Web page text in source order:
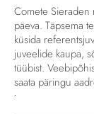
Comete
päeva. Täpsema
küsida
juveelide kaupa,
tüübist.
saata päringu